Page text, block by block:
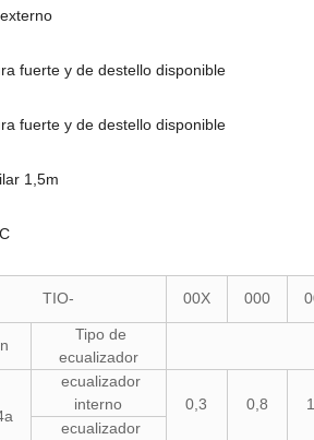
fuerte y de destello disponible
fuerte y de destello disponible
1,5m
TIO- 00X 000
Tipo de
ecualizador
ecualizador
interno
0,3 0,8
ecualizador